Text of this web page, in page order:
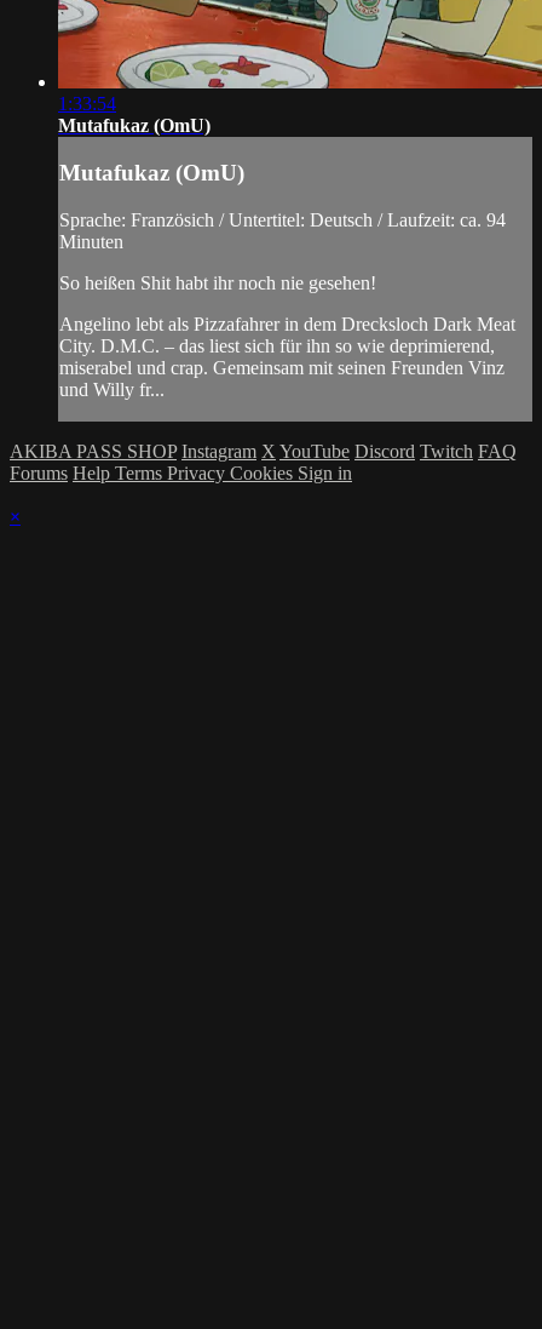
1:33:54
Mutafukaz (OmU)
Mutafukaz (OmU)
Sprache: Französich / Untertitel: Deutsch / Laufzeit: ca. 94
Minuten
So heißen Shit habt ihr noch nie gesehen!
Angelino lebt als Pizzafahrer in dem Drecksloch Dark Meat
City. D.M.C. – das liest sich für ihn so wie deprimierend,
miserabel und crap. Gemeinsam mit seinen Freunden Vinz
und Willy fr...
AKIBA PASS SHOP Instagram X YouTube Discord Twitch FAQ
Forums Help Terms Privacy Cookies Sign in
×